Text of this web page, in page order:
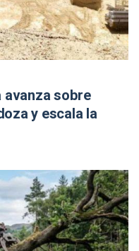
avanza sobre
y escala la